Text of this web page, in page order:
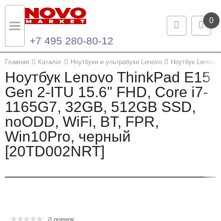
0
+7 495 280-80-12
Главная Каталог Ноутбуки и ультрабуки Lenovo Ноутбук
Ноутбук Lenovo ThinkPad E15
Gen 2-ITU 15.6" FHD, Core i7-
1165G7, 32GB, 512GB SSD,
noODD, WiFi, BT, FPR,
Win10Pro, черный
[20TD002NRT]
0 оценок
Назад
Каталог продукции
Ноутбуки и ультрабуки
Компьютеры
Моноблоки
Назад
Контакты
Контактная информация